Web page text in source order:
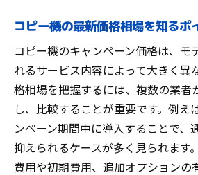
コピー機の性能と価格を
コツ
麻績村でも使えるコピー
術
コピー機の比較で見落とし
業務効率化に直結するコピ
安心のコピー機選びはサポー
コピー機の最新価格相場を知るポ
コピー機のキャンペーン価格は、モ
れるサービス内容によって大きく異
格相場を把握するには、複数の業者
し、比較することが重要です。例え
ンペーン期間中に導入することで、
抑えられるケースが多く見られます
費用や初期費用、追加オプションの